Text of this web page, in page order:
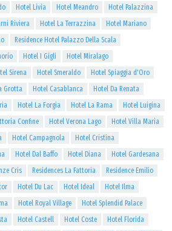
Hotel Livia Hotel Meandro
Hotel Palazzina
Riviera Hotel La Terrazzina
Hotel Mariano
Residence Hotel Palazzo Della Scala
Hotel I Gigli
Hotel Miralago
Sirena Hotel Smeraldo
Hotel Spiaggia d'Oro
Grotta Hotel Casablanca
Hotel Da Renata
Hotel La Forgia Hotel La Rama
Hotel Luigina
Confine Hotel Verona Lago
Hotel Villa Maria
Hotel Campagnola
Hotel Cristina
Hotel Dal Baffo Hotel Diana
Hotel Gardesana
Cris Residences La Fattoria
Residence Emilio
Hotel Du Lac Hotel Ideal
Hotel Ilma
Hotel Royal Village
Hotel Splendid Palace
Hotel Castell Hotel Coste
Hotel Florida